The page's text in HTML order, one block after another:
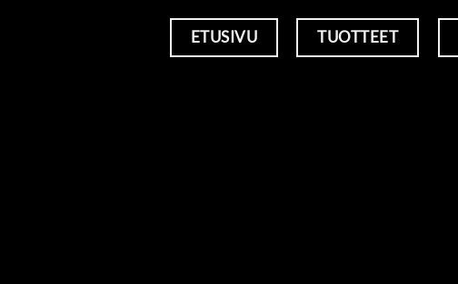
ETUSIVU TUOTTEET